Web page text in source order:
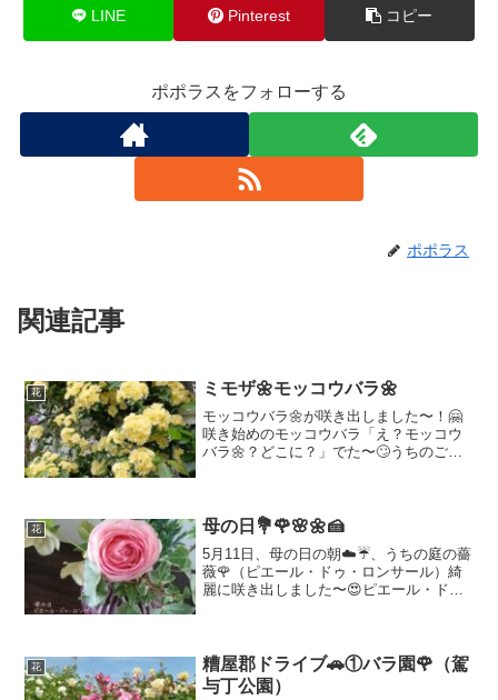
LINE Pinterest コピー
ポポラスをフォローする
ポポラス
関連記事
花 ミモザ🌼モッコウバラ🌼
モッコウバラ🌼が咲き出しました〜！🤗
咲き始めのモッコウバラ「え？モッコウ
バラ🌼？どこに？」でた〜🙄うちのご主
ウバラ🌼が咲き出したのよ...
花 母の日💐🌹🌸🌼🍰
5月11日、母の日の朝☁️☔、うちの庭の薔
薇🌹（ピエール・ドゥ・ロンサール）綺
麗に咲き出しました〜😍ピエール・ド
になるまで…表情を...
花
糟屋郡ドライブ🚗①バラ園🌹（駕
与丁公園）